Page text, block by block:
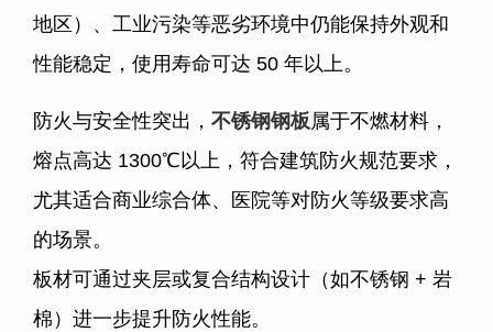
地区）、工业污染等恶劣环境中仍能保持外观和
性能稳定，使用寿命可达 50 年以上。
防火与安全性突出， 不锈钢钢板属于不燃材料，
熔点高达 1300℃以上，符合建筑防火规范要求，
尤其适合商业综合体、医院等对防火等级要求高
的场景。
板材可通过夹层或复合结构设计（如不锈钢 + 岩
棉）进一步提升防火性能。